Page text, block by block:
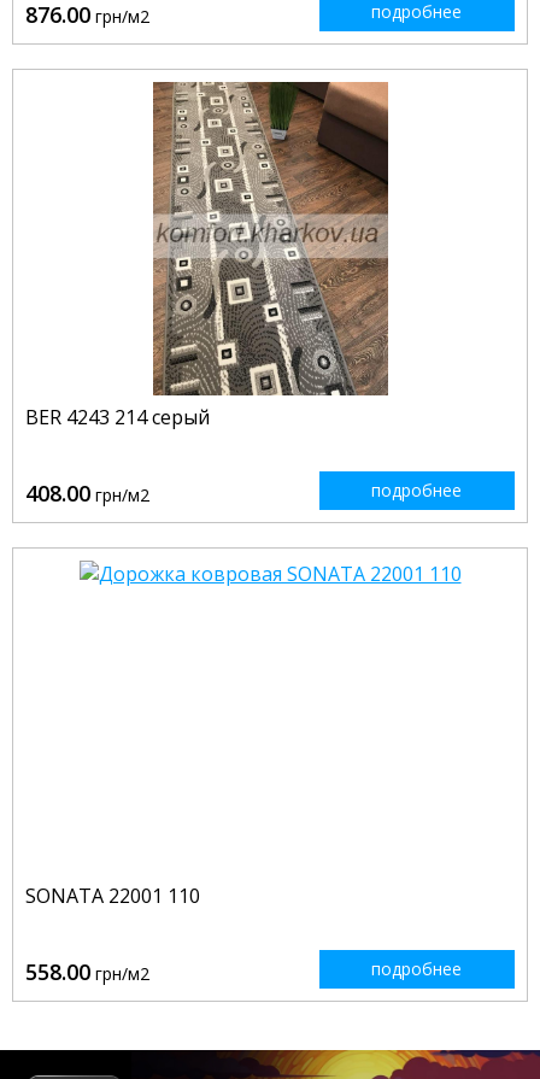
876.00 грн/м2 подробнее
BER 4243 214 серый
408.00 грн/м2 подробнее
SONATA 22001 110
558.00 грн/м2 подробнее